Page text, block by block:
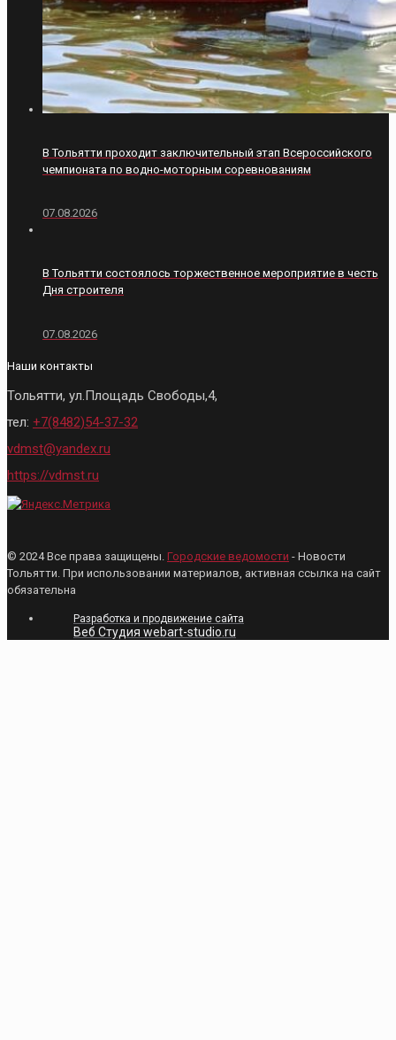
В Тольятти проходит заключительный этап Всероссийского
чемпионата по водно-моторным соревнованиям
07.08.2026
В Тольятти состоялось торжественное мероприятие в честь
Дня строителя
07.08.2026
Наши контакты
Тольятти, ул.Площадь Свободы,4,
тел: +7(8482)54-37-32
vdmst@yandex.ru
https://vdmst.ru
© 2024 Все права защищены. Городские ведомости - Новости
Тольятти. При использовании материалов, активная ссылка на сайт
обязательна
Разработка и продвижение сайта
Веб Студия webart-studio.ru